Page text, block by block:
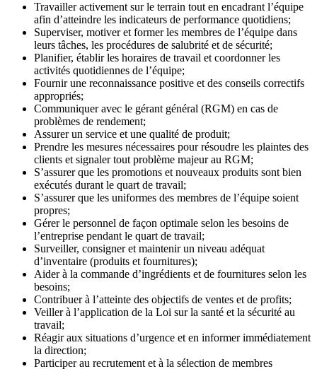
Travailler activement sur le terrain tout en encadrant l’équipe
afin d’atteindre les indicateurs de performance quotidiens;
Superviser, motiver et former les membres de l’équipe dans
leurs tâches, les procédures de salubrité et de sécurité;
Planifier, établir les horaires de travail et coordonner les
activités quotidiennes de l’équipe;
Fournir une reconnaissance positive et des conseils correctifs
appropriés;
Communiquer avec le gérant général (RGM) en cas de
problèmes de rendement;
Assurer un service et une qualité de produit;
Prendre les mesures nécessaires pour résoudre les plaintes des
clients et signaler tout problème majeur au RGM;
S’assurer que les promotions et nouveaux produits sont bien
exécutés durant le quart de travail;
S’assurer que les uniformes des membres de l’équipe soient
propres;
Gérer le personnel de façon optimale selon les besoins de
l’entreprise pendant le quart de travail;
Surveiller, consigner et maintenir un niveau adéquat
d’inventaire (produits et fournitures);
Aider à la commande d’ingrédients et de fournitures selon les
besoins;
Contribuer à l’atteinte des objectifs de ventes et de profits;
Veiller à l’application de la Loi sur la santé et la sécurité au
travail;
Réagir aux situations d’urgence et en informer immédiatement
la direction;
Participer au recrutement et à la sélection de membres